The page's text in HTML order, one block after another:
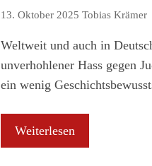
13. Oktober 2025 Tobias Krämer
Weltweit und auch in
unverhohlener Hass gegen
ein wenig
Weiterlesen